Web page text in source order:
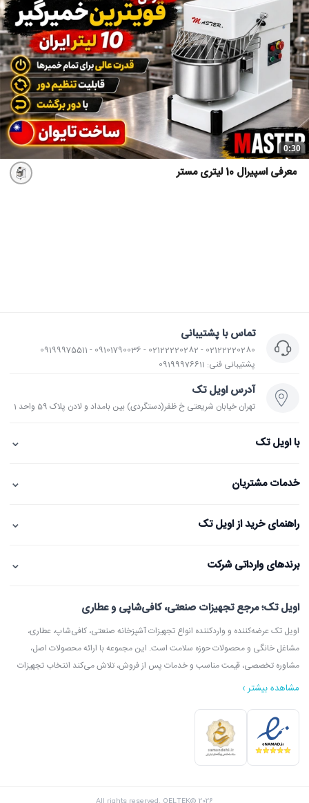
0:30
معرفی اسپیرال 10 لیتری مستر
تماس با پشتیبانی
02122220280 - 02122220282 - 09101790036 - 09199975511
پشتیبانی فنی: 09199976611
آدرس اویل تک
تهران خیابان شریعتی خ ظفر(دستگردی) بین بامداد و لادن پلاک 59 واحد 1
با اویل تک ⌄
خدمات مشتریان ⌄
راهنمای خرید از اویل تک ⌄
برندهای وارداتی شرکت ⌄
اویل تک؛ مرجع تجهیزات صنعتی، کافی‌شاپی و عطاری
اویل تک عرضه‌کننده و واردکننده انواع تجهیزات آشپزخانه صنعتی، کافی‌شاپ، عطاری،
مشاغل خانگی و محصولات حوزه سلامت است. این مجموعه با ارائه محصولات اصل،
مشاوره تخصصی، قیمت مناسب و خدمات پس از فروش، تلاش می‌کند انتخاب تجهیزات
در اویل تک می‌توانید انواع دستگاه آسیاب عطاری، آسیاب قهوه، دستگاه روغن‌گیری،
ارده‌گیری و کره‌گیری، دستگاه بخور، بویلر آب جوش، اسپرسوساز، گریل، سرخ‌کن، خمیرگیر،
مشاهده بیشتر ›